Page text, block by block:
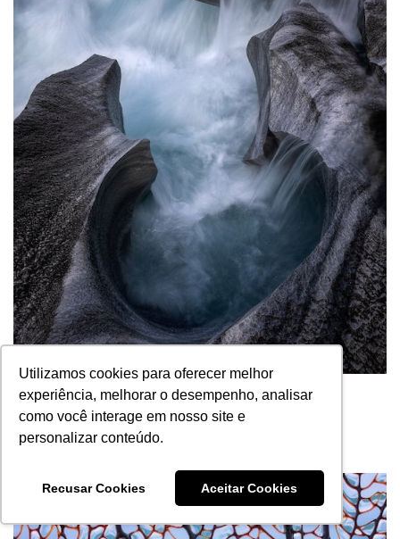
Utilizamos cookies para oferecer melhor
experiência, melhorar o desempenho, analisar
como você interage em nosso site e
personalizar conteúdo.
Recusar Cookies Aceitar Cookies
3º LUGAR